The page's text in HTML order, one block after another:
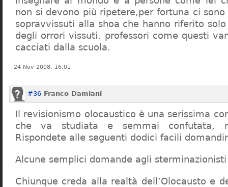
non si devono più ripetere,per fortuna ci
sopravvissuti alla shoa che hanno riferito
degli orrori vissuti. professori come questi
cacciati dalla scuola.
24 Nov 2008, 16:01
#36 Franco Damiani
Il revisionismo olocaustico è una serissima
che va studiata e semmai confutata,
Rispondete alle seguenti dodici facili
Alcune semplici domande agli sterminazionisti
Chiunque creda alla realtà dell’Olocausto e